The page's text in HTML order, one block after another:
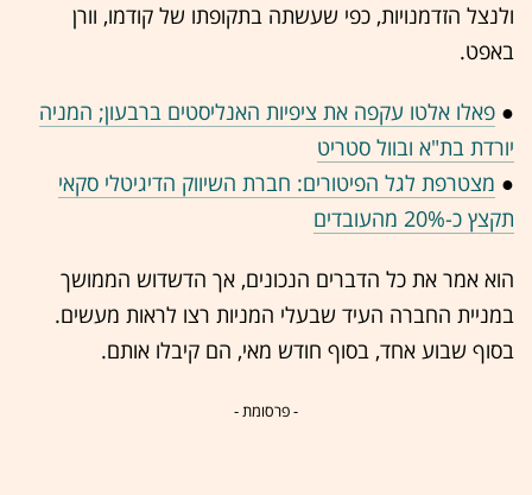
ולנצל הזדמנויות, כפי שעשתה בתקופתו של קודמו, וורן
באפט.
● פאלו אלטו עקפה את ציפיות האנליסטים ברבעון; המניה
יורדת בת"א ובוול סטריט
● מצטרפת לגל הפיטורים: חברת השיווק הדיגיטלי סקאי
תקצץ כ-20% מהעובדים
הוא אמר את כל הדברים הנכונים, אך הדשדוש הממושך
במניית החברה העיד שבעלי המניות רצו לראות מעשים.
בסוף שבוע אחד, בסוף חודש מאי, הם קיבלו אותם.
- פרסומת -